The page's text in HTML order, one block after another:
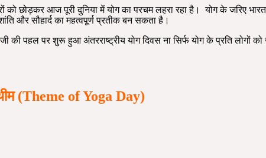
छोड़कर आज पूरी दुनिया में योग का परचम लहरा रहा है। योग के जरिए
और सौहार्द का महत्वपूर्ण प्रतीक बन सकता है।
की पहल पर शुरू हुआ अंतरराष्ट्रीय योग दिवस ना सिर्फ योग के प्रति लोगों को
(Theme of Yoga Day)